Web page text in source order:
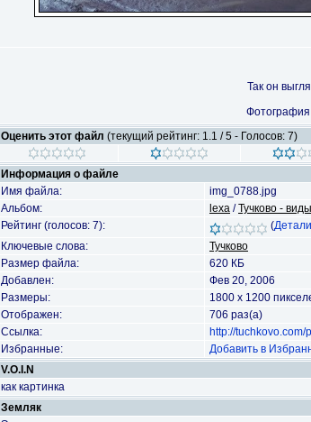
Так он
Фотография
Оценить этот файл (текущий рейтинг: 1.1 / 5 - Голосов: 7)
Информация о файле
Имя файла:
img_0788.jpg
Альбом:
lexa /Тучково - виды
Рейтинг (голосов: 7):
(Детали
Ключевые слова:
Тучково
Размер файла:
620 КБ
Добавлен:
Фев 20, 2006
Размеры:
1800 x 1200
Отображен:
706 раз(а)
Ссылка:
http://
Избранные:
Добавить в
V.O.I.N
как картинка
Земляк